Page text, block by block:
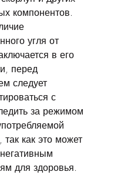
компонентов.
угля от
в его
перед
следует
с
за режимом
как это может
для здоровья.